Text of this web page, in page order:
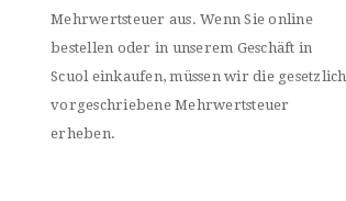
Mehrwertsteuer aus. Wenn Sie online
bestellen oder in unserem Geschäft in
Scuol einkaufen, müssen wir die gesetzlich
vorgeschriebene Mehrwertsteuer
erheben.